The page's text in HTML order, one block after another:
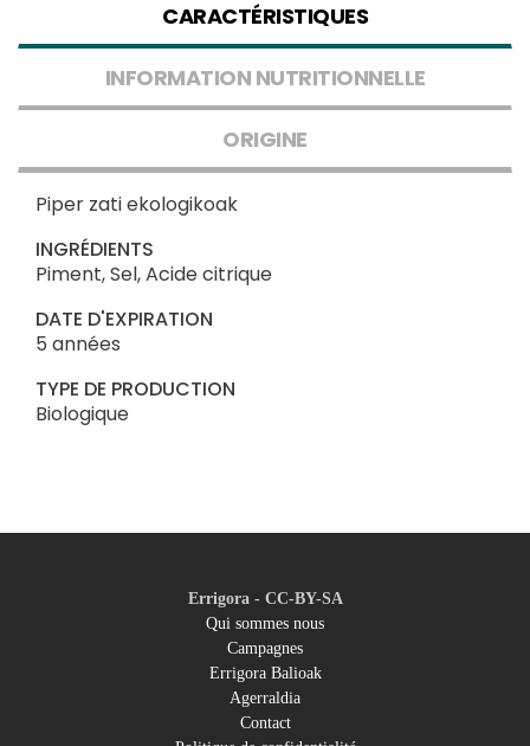
CARACTÉRISTIQUES
INFORMATION NUTRITIONNELLE
ORIGINE
Piper zati ekologikoak
INGRÉDIENTS
Piment, Sel, Acide citrique
DATE D'EXPIRATION
5 années
TYPE DE PRODUCTION
Biologique
Footer
menu
Errigora - CC-BY-SA
Qui sommes nous
Campagnes
Errigora Balioak
Agerraldia
Contact